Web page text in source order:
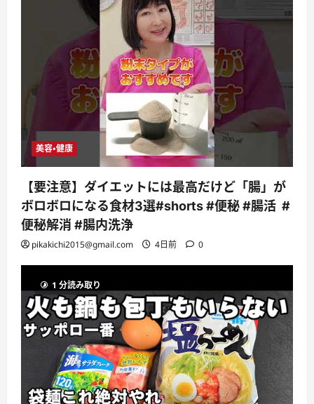
美容・健康
【要注意】ダイエットには最高だけど「腸」が
ボロボロになる食材3選#shorts #便秘 #腸活 #
便秘解消 #腸内洗浄
pikakichi2015@gmail.com 4日前 0
1 分読み取り